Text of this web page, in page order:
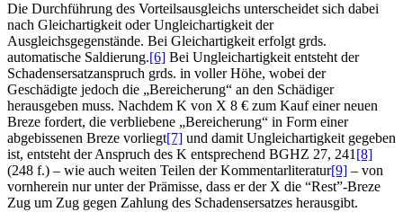
Die Durchführung des Vorteilsausgleichs unterscheidet sich dabei
nach Gleichartigkeit oder Ungleichartigkeit der
Ausgleichsgegenstände. Bei Gleichartigkeit erfolgt grds.
automatische Saldierung.[6] Bei Ungleichartigkeit entsteht der
Schadensersatzanspruch grds. in voller Höhe, wobei der
Geschädigte jedoch die „Bereicherung“ an den Schädiger
herausgeben muss. Nachdem K von X 8 € zum Kauf einer neuen
Breze fordert, die verbliebene „Bereicherung“ in Form einer
abgebissenen Breze vorliegt[7] und damit Ungleichartigkeit gegeben
ist, entsteht der Anspruch des K entsprechend BGHZ 27, 241 [8]
(248 f.) – wie auch weiten Teilen der Kommentarliteratur[9] – von
vornherein nur unter der Prämisse, dass er der X die “Rest”-Breze
Zug um Zug gegen Zahlung des Schadensersatzes herausgibt.